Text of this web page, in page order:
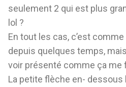
seulement 2 qui est plus
lol ?
En tout les cas, c’est comme
depuis quelques temps,
voir présenté comme ça me
La petite flèche en- dessous